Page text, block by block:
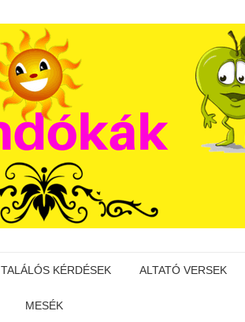
TALÁLÓS KÉRDÉSEK ALTATÓ VERSEK
MESÉK